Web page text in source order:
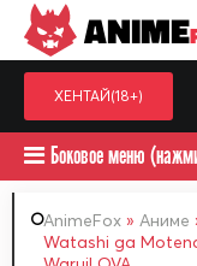
ANIME
ХЕНТАЙ(18+)
Боковое меню
AnimeFox » Аниме
Watashi ga